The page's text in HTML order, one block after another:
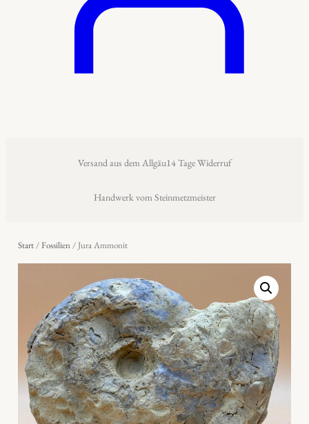
Versand aus dem Allgäu14 Tage Widerruf
Handwerk vom Steinmetzmeister
Start/Fossilien/ Jura Ammonit